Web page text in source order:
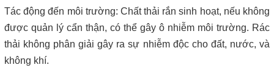
Tác động đến môi trường: Chất thải rắn sinh hoạt, nếu không
được quản lý cẩn thận, có thể gây ô nhiễm môi trường. Rác
thải không phân giải gây ra sự nhiễm độc cho đất, nước, và
không khí.